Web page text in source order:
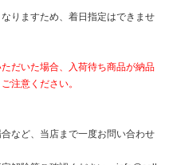
りますため、着日指定はできませ
だいた場合、入荷待ち商品が納品
注意ください。
など、当店まで一度お問い合わせ